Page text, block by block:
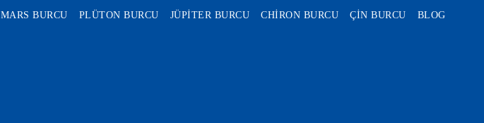
MARS BURCU PLÜTON BURCU JÜPİTER BURCU CHİRON BURCU ÇİN BURCU BLOG